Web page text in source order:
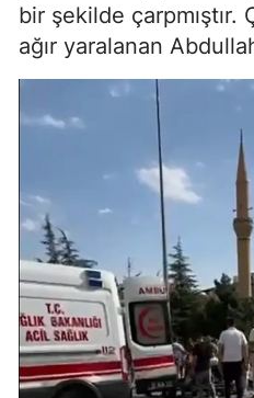
bir şekilde çarpmıştır.
ağır yaralanan